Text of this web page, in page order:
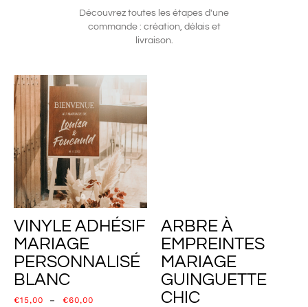
Découvrez toutes les étapes d'une
commande : création, délais et
livraison.
VINYLE ADHÉSIF
MARIAGE
PERSONNALISÉ
BLANC
€15,00 – €60,00
ARBRE À
EMPREINTES
MARIAGE
GUINGUETTE
CHIC